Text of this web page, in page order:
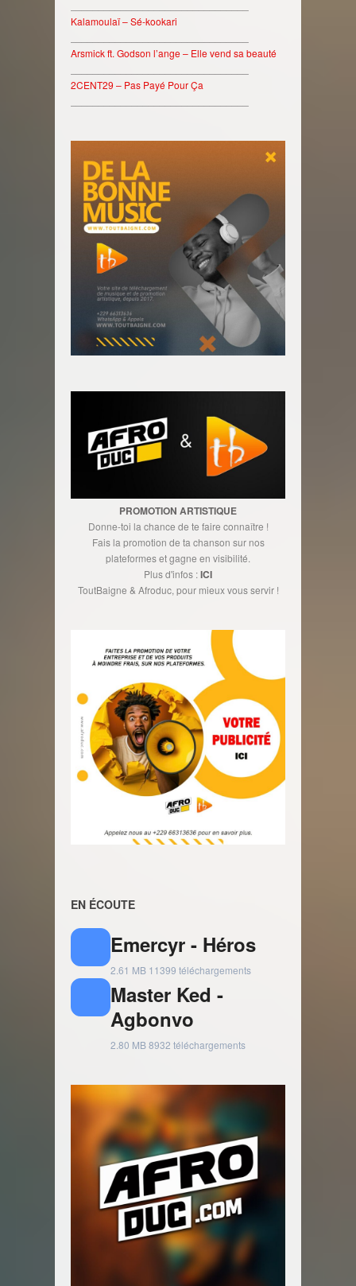
Kalamoulaï – Sé-kookari
Arsmick ft. Godson l’ange – Elle vend sa beauté
2CENT29 – Pas Payé Pour Ça
PROMOTION ARTISTIQUE
Donne-toi la chance de te faire connaître !
Fais la promotion de ta chanson sur nos
plateformes et gagne en visibilité.
Plus d'infos :ICI
ToutBaigne & Afroduc, pour mieux vous servir !
EN ÉCOUTE
Emercyr - Héros
2.61 MB 11399 téléchargements
Master Ked -
Agbonvo
2.80 MB8932 téléchargements